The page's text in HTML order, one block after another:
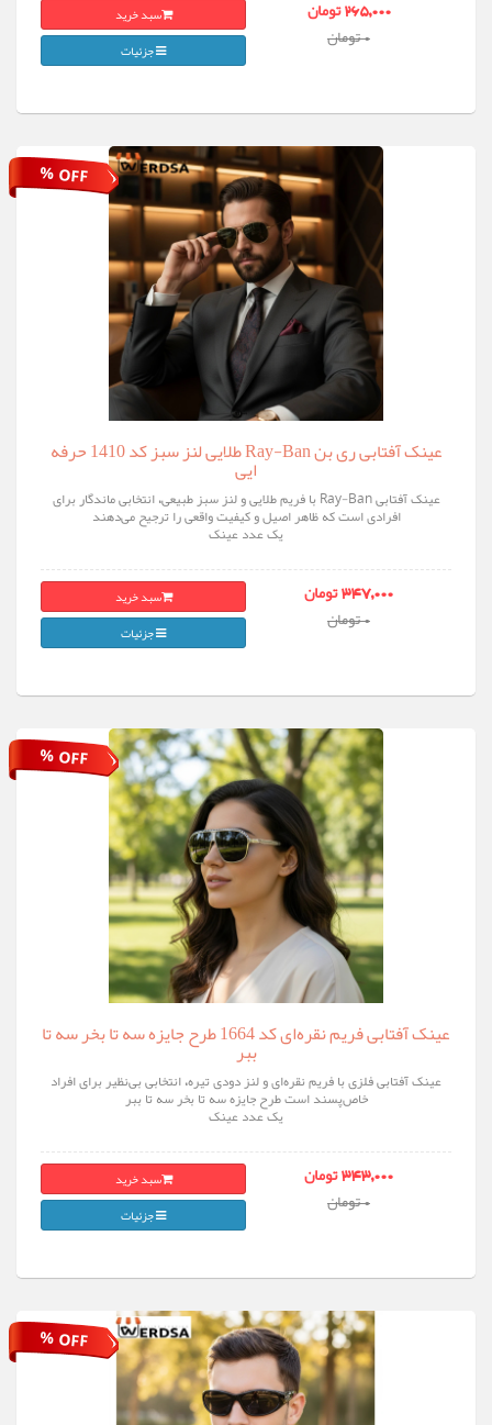
265,000 تومان
0 تومان
سبد خرید
جزئیات
% OFF
عینک آفتابی ری‌ بن Ray-Ban طلایی لنز سبز کد 1410 حرفه
ایی
عینک آفتابی Ray-Ban با فریم طلایی و لنز سبز طبیعی، انتخابی ماندگار برای
افرادی است که ظاهر اصیل و کیفیت واقعی را ترجیح می‌دهند
یک عدد عینک
347,000 تومان
0 تومان
سبد خرید
جزئیات
% OFF
عینک آفتابی فریم نقره‌ای کد 1664 طرح جایزه سه تا بخر سه تا
ببر
عینک آفتابی فلزی با فریم نقره‌ای و لنز دودی تیره، انتخابی بی‌نظیر برای افراد
خاص‌پسند است طرح جایزه سه تا بخر سه تا ببر
یک عدد عینک
343,000 تومان
0 تومان
سبد خرید
جزئیات
% OFF